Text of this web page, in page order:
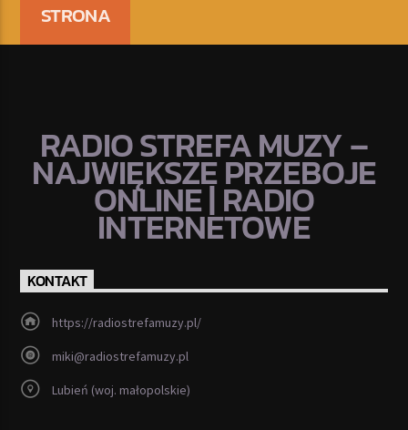
STRONA
RADIO STREFA MUZY –
NAJWIĘKSZE PRZEBOJE
ONLINE | RADIO
INTERNETOWE
KONTAKT
https://radiostrefamuzy.pl/
miki@radiostrefamuzy.pl
Lubień (woj. małopolskie)